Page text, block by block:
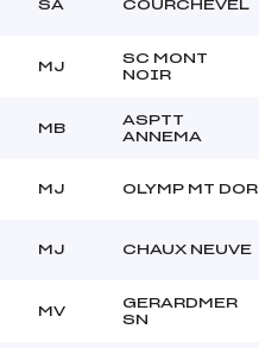
SA COURCHEVEL
MJ
SC MONT
NOIR
MB
ASPTT
ANNEMA
MJ OLYMP MT DOR
MJ CHAUX NEUVE
MV
GERARDMER
SN